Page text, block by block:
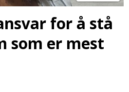
for å stå
som er mest